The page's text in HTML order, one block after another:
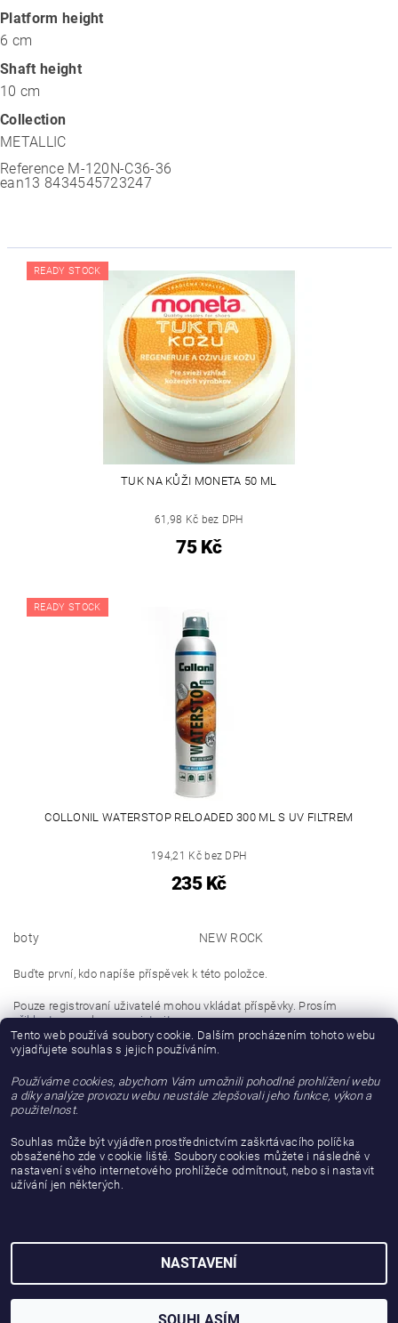
Platform height
6 cm
Shaft height
10 cm
Collection
METALLIC
Reference M-120N-C36-36
ean13 8434545723247
READY STOCK
TUK NA KŮŽI MONETA 50 ML
61,98 Kč bez DPH
75 Kč
READY STOCK
COLLONIL WATERSTOP RELOADED 300 ML S UV FILTREM
194,21 Kč bez DPH
235 Kč
boty NEW ROCK
Buďte první, kdo napíše příspěvek k této položce.
Pouze registrovaní uživatelé mohou vkládat příspěvky. Prosím
přihlaste senebo seregistrujte.
Buďte první, kdo napíše příspěvek k této položce.
Přidat hodnocení
2026 © gattanera.com, všechna práva vyhrazena
Vytvořil Shoptet
Tento web používá soubory cookie. Dalším procházením tohoto webu
vyjadřujete souhlas s jejich používáním.
Používáme cookies, abychom Vám umožnili pohodlné prohlížení webu
a díky analýze provozu webu neustále zlepšovali jeho funkce, výkon a
použitelnost.
Souhlas může být vyjádřen prostřednictvím zaškrtávacího políčka
obsaženého zde v cookie liště. Soubory cookies můžete i následně v
nastavení svého internetového prohlížeče odmítnout, nebo si nastavit
užívání jen některých.
NASTAVENÍ